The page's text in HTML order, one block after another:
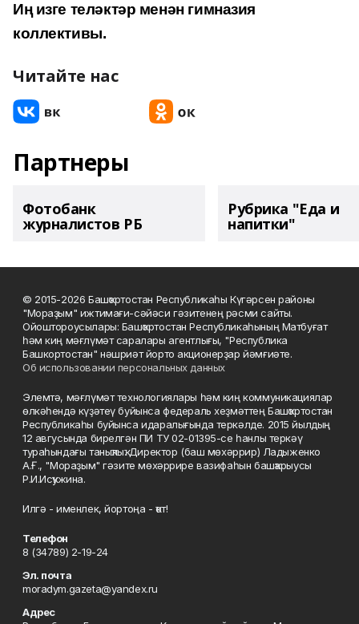
Иң изге теләктәр менән гимназия
коллективы.
Читайте нас
Партнеры
Фотобанк
журналистов РБ
Рубрика "Еда и
напитки"
© 2015-2026 Башҡортостан Республикаһы Күгәрсен районы
"Мораҙым" ижтимағи-сәйәси гәзитенең рәсми сайты.
Ойоштороусылары: Башҡортостан Республикаһының Матбуғат
һәм киң мәғлүмәт саралары агентлығы, "Республика
Башкортостан" нәшриәт йорто акционерҙар йәмғиәте.
Об использовании персональных данных
Элемтә, мәғлүмәт технологиялары һәм киң коммуникациялар
өлкәһендә күҙәтеү буйынса федераль хеҙмәттең Башҡортостан
Республикаһы буйынса идаралығында теркәлде. 2015 йылдың
12 авгусында бирелгән ПИ ТУ 02-01395-се һанлы теркәү
тураһындағы таныҡлыҡ. Директор (баш мөхәррир) Ладыженко
А.Ғ., "Мораҙым" гәзите мөхәррире вазифаһын башҡарыусы
Р.И.Исҡужина.
Илгә - именлек, йортоңа - ҡот!
Телефон
8 (34789) 2-19-24
Эл. почта
moradym.gazeta@yandex.ru
Адрес